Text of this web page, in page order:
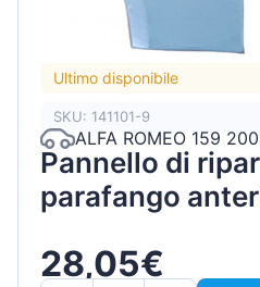
Ultimo disponibile
SKU: 141101-9
ALFA ROMEO 159
Pannello di
parafango
28,05€